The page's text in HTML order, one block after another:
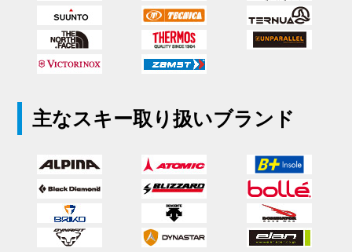
主なスキー取り扱いブランド